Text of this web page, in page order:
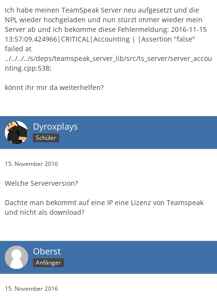
Ich habe meinen TeamSpeak Server neu aufgesetzt und die
NPL wieder hochgeladen und nun stürzt immer wieder mein
Server ab und ich bekomme diese Fehlermeldung: 2016-11-15
13:57:09.424966|CRITICAL|Accounting | |Assertion "false"
failed at
../../../../s/deps/teamspeak_server_lib/src/ts_server/server_accou
nting.cpp:538;
könnt ihr mir da weiterhelfen?
Dyroxplays
Schüler
15. November 2016
Welche Serverversion?
Dachte man bekommt auf eine IP eine Lizenz von Teamspeak
und nicht als download?
Oberst
Anfänger
15. November 2016